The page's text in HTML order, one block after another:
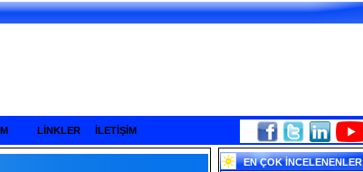
LİNKLER İLETİŞİM
EN ÇOK İNCELENENLER